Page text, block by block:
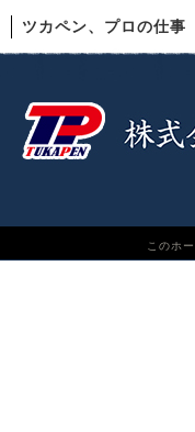
ツカペン、プロの仕事
このホ